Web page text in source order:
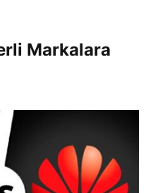
Markalara